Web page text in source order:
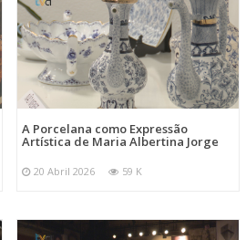
A Porcelana como Expressão
Artística de Maria Albertina Jorge
20 Abril 2026 59 K